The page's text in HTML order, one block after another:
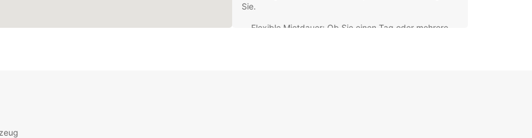
Sie.
Flexible Mietdauer: Ob Sie einen Tag oder mehrere